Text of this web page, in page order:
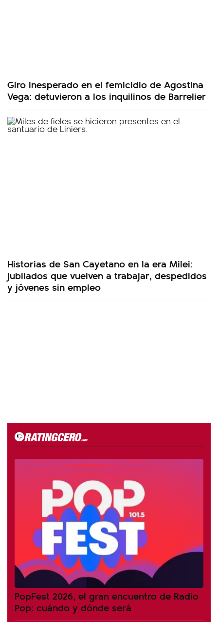
Giro inesperado en el femicidio de Agostina
Vega: detuvieron a los inquilinos de Barrelier
Historias de San Cayetano en la era Milei:
jubilados que vuelven a trabajar, despedidos
y jóvenes sin empleo
PopFest 2026, el gran encuentro de Radio
Pop: cuándo y dónde será